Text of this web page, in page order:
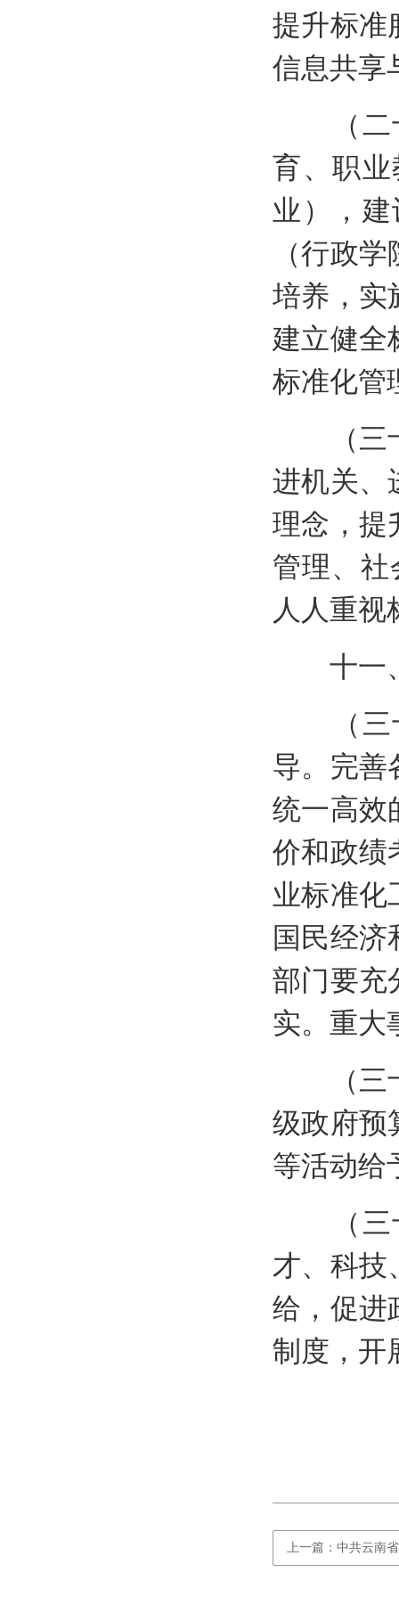
提升标准
信息共享
（二十
育、职
业），
（行政
培养，实
建立健全
标准化管
（三十
进机关、
理念，提
管理、社
人人重视
十一
（三十
导。完善
统一高效
价和政绩
业标准化
国民经济
部门要充
实。重大
（三十
级政府预
等活动给
（三十
才、科技
给，促进
制度，开
上一篇：中共云南